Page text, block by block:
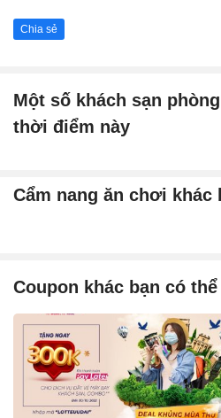
Chia sẻ
Một số khách sạn
thời điểm này
Cẩm nang ăn chơi khác
Coupon khác bạn có